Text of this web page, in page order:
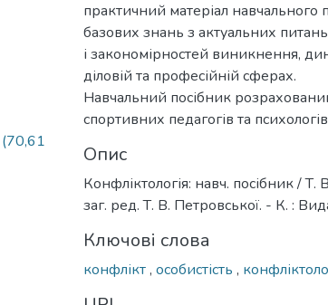
(70,61
практичний матеріал навчального
базових знань з актуальних
і закономірностей виникнення,
діловій та професійній сферах.
Навчальний посібник розрахований
спортивних педагогів та
Опис
Конфліктологія: навч. посібник /
заг. ред. Т. В. Петровської. - К. :
Ключові слова
конфлікт, особистість ,